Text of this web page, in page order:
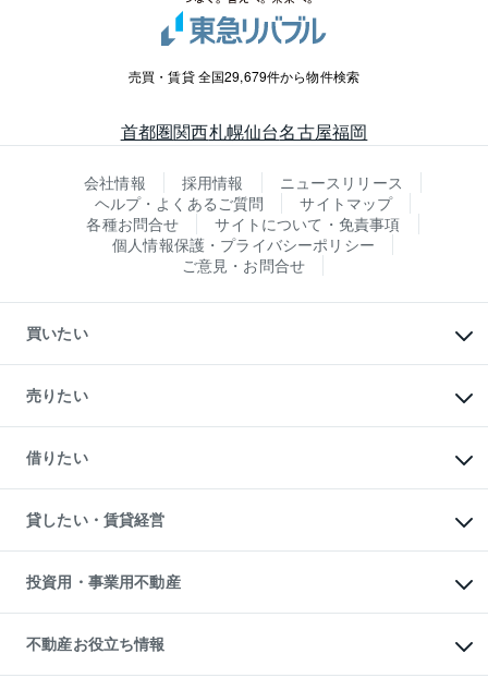
売買・賃貸 全国29,679件から物件検索
首都圏関西札幌仙台名古屋福岡
会社情報 採用情報
ニュースリリース
ヘルプ・よくあるご質問
サイトマップ
各種お問合せ
サイトについて・免責事項
個人情報保護・プライバシーポリシー
ご意見・お問合せ
買いたい
新築・分譲マンションの購入
中古マンションの購入
一戸建ての購入
中古一戸建ての購入
不動産購入の流れ
注目キーワード物件特集
購入ガイド
English 繁体中文簡体中文
売りたい
一戸建ての売却・査定
土地の売却・査定
スピードAI査定
不動産査定について
不動産売却の流れ
不動産買換えの流れ
売却ガイド
借りたい
オフィス・店舗の賃貸
借りるときの流れ
借りるガイド
貸したい・賃貸経営
マンション賃料データ
賃貸管理プラン
リロケーションについて
貸すガイド
投資用・事業用不動産
事業用不動産
マンション投資
投資用マンション
不動産お役立ち情報